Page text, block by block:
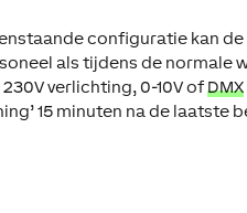
configuratie kan
als tijdens de normale
verlichting, 0-10V ofDMX
15 minuten na de laatste